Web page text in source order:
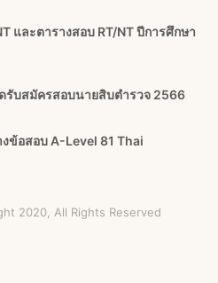
และตารางสอบ RT/NT ปีการศึกษา
รับสมัครสอบนายสิบตํารวจ 2566
ข้อสอบ A-Level 81 Thai
2020, All Rights Reserved